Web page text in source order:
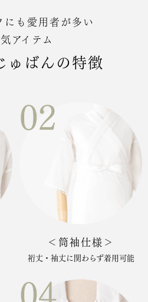
にも愛用者が多い
アイテム
ゅばんの特徴
＜筒袖仕様＞
裄丈・袖丈に関わらず着用可能